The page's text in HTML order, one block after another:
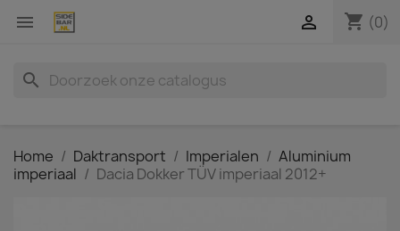
 shopping_cart (0)

search
Home Daktransport Imperialen
Aluminium
imperiaal
Dacia Dokker TÜV imperiaal 2012+